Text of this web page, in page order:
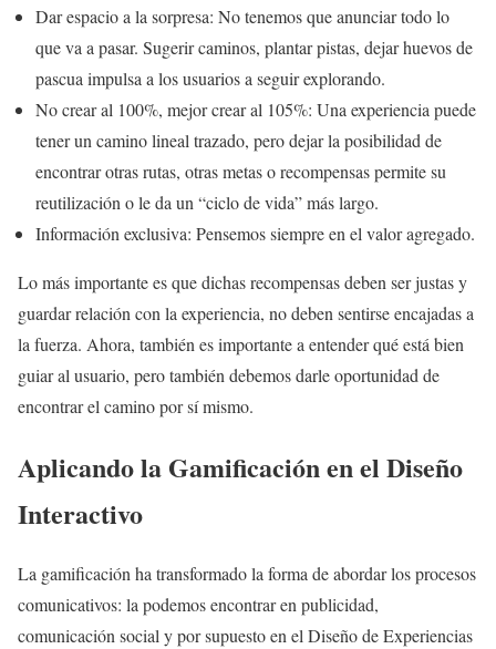
Dar espacio a la sorpresa: No tenemos que anunciar todo lo
que va a pasar. Sugerir caminos, plantar pistas, dejar huevos de
pascua impulsa a los usuarios a seguir explorando.
No crear al 100%, mejor crear al 105%: Una experiencia puede
tener un camino lineal trazado, pero dejar la posibilidad de
encontrar otras rutas, otras metas o recompensas permite su
reutilización o le da un “ciclo de vida” más largo.
Información exclusiva: Pensemos siempre en el valor agregado.
Lo más importante es que dichas recompensas deben ser justas y
guardar relación con la experiencia, no deben sentirse encajadas a
la fuerza. Ahora, también es importante a entender qué está bien
guiar al usuario, pero también debemos darle oportunidad de
encontrar el camino por sí mismo.
Aplicando la Gamificación en el Diseño
Interactivo
La gamificación ha transformado la forma de abordar los procesos
comunicativos: la podemos encontrar en publicidad,
comunicación social y por supuesto en el Diseño de Experiencias